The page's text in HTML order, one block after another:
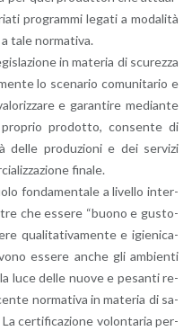
pro­gram­mi le­ga­ti a mo­da­li­tà
tale nor­ma­ti­va.
in ma­te­ria di scu­rez­za
lo sce­na­rio co­mu­ni­ta­rio e
e ga­ran­ti­re me­dian­te
pro­dot­to, con­sen­te di
delle pro­du­zio­ni e dei ser­vi­zi
fi­na­le.
fon­da­men­ta­le a li­vel­lo in­ter­
che es­se­re “buono e gu­sto­
qua­li­ta­ti­va­men­te e igie­ni­ca­
es­se­re anche gli am­bien­ti
luce delle nuove e pe­san­ti re­
nor­ma­ti­va in ma­te­ria di sa­
La cer­ti­fi­ca­zio­ne vo­lon­ta­ria per­